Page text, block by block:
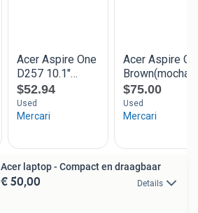
Acer laptop - Compact en draagbaar
€ 50,00 Details